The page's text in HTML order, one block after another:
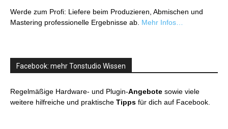
Werde zum Profi: Liefere beim Produzieren, Abmischen und
Mastering professionelle Ergebnisse ab. Mehr Infos…
Facebook: mehr Tonstudio Wissen
Regelmäßige Hardware- und Plugin-Angebote sowie viele
weitere hilfreiche und praktische Tipps für dich auf Facebook.